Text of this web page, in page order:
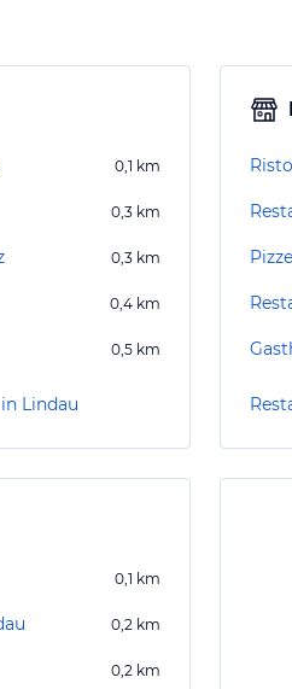
0,1 km
0,3 km
0,3 km
0,4 km
0,5 km
Lindau
0,1 km
0,2 km
0,2 km